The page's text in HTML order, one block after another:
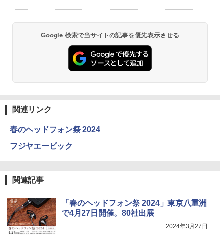
Google 検索で当サイトの記事を優先表示させる
関連リンク
春のヘッドフォン祭 2024
フジヤエービック
関連記事
「春のヘッドフォン祭 2024」東京八重洲
で4月27日開催。80社出展
2024年3月27日